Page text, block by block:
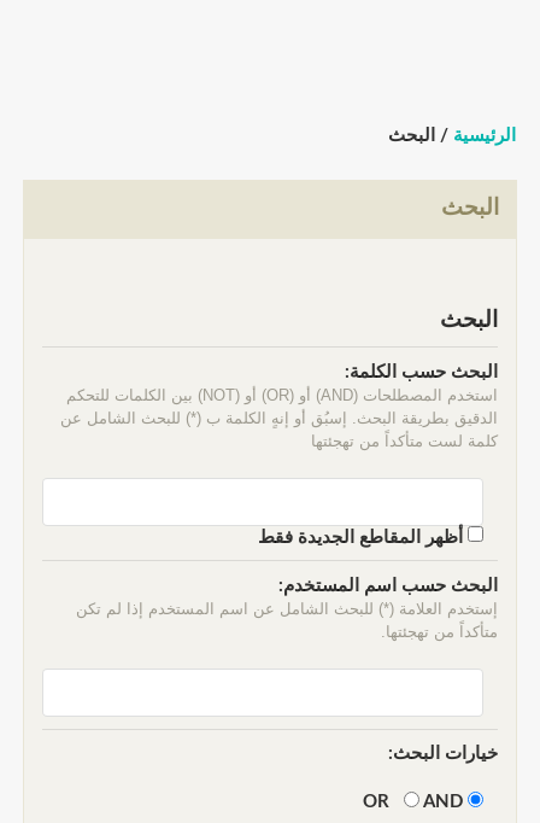
الرئيسية / البحث
البحث
البحث
البحث حسب الكلمة:
استخدم المصطلحات (AND) أو (OR) أو (NOT) بين الكلمات للتحكم
الدقيق بطريقة البحث. إسبُق أو إنهٍ الكلمة ب (*) للبحث الشامل عن
كلمة لست متأكداً من تهجئتها
أظهر المقاطع الجديدة فقط
البحث حسب اسم المستخدم:
إستخدم العلامة (*) للبحث الشامل عن اسم المستخدم إذا لم تكن
متأكداً من تهجئتها.
خيارات البحث:
AND